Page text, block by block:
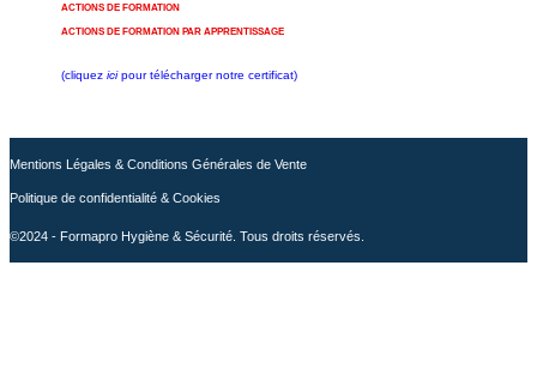
ACTIONS DE FORMATION
ACTIONS DE FORMATION PAR APPRENTISSAGE
(cliquezicipour télécharger notre certificat)
Mentions Légales & Conditions Générales de Vente
Politique de confidentialité & Cookies
©2024 - Formapro Hygiène & Sécurité. Tous droits réservés.